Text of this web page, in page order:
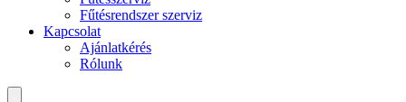
Fűtésrendszer szerviz
Kapcsolat
Ajánlatkérés
Rólunk